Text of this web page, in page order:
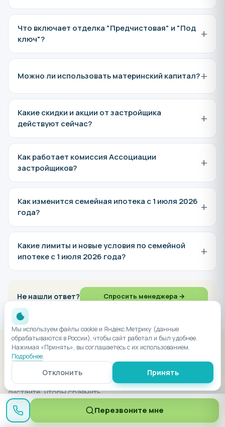
Что включает отделка "Предчистовая" и "Под
ключ"?
+
Можно ли использовать материнский капитал?+
Какие скидки и акции от застройщика
действуют сейчас?
+
Как работает комиссия Ассоциации
застройщиков?
+
Как изменится семейная ипотека с 1 июля 2026
года?
+
Какие лимиты и новые условия по семейной
ипотеке с 1 июля 2026 года?
+
Не нашли ответ? Спросить менеджера →
ЕСЛИ НЕ ПОДОШЛО — ПОСМОТРИТЕ ПОХОЖИЕ
Похожие ЖК в Новороссийске
Близкие по цене за м², этажности и расположению —
листайте, чтобы сравнить
Мы используем файлы cookie и Яндекс.Метрику (данные
обрабатываются в России), чтобы сайт работал и был удобнее.
Нажимая «Принять», вы соглашаетесь с их использованием.
Подробнее.
Отклонить Принять
Перезвоните мне